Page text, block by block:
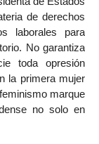
de derechos
laborales para
No garantiza
toda opresión
la primera mujer
marque
no solo en